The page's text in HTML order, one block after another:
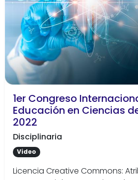
1er Congreso
Educación en Ciencias
2022
Disciplinaria
Video
Licencia Creative Commons: